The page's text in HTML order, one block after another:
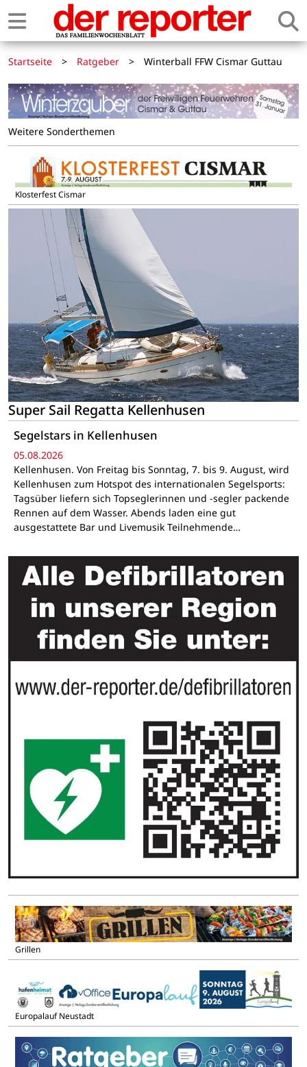
Startseite > Ratgeber > Winterball FFW Cismar Guttau
Weitere Sonderthemen
Klosterfest Cismar
Super Sail Regatta Kellenhusen
Segelstars in Kellenhusen
05.08.2026
Kellenhusen. Von Freitag bis Sonntag, 7. bis 9. August, wird
Kellenhusen zum Hotspot des internationalen Segelsports:
Tagsüber liefern sich Topseglerinnen und -segler packende
Rennen auf dem Wasser. Abends laden eine gut
ausgestattete Bar und Livemusik Teilnehmende…
Grillen
Europalauf Neustadt